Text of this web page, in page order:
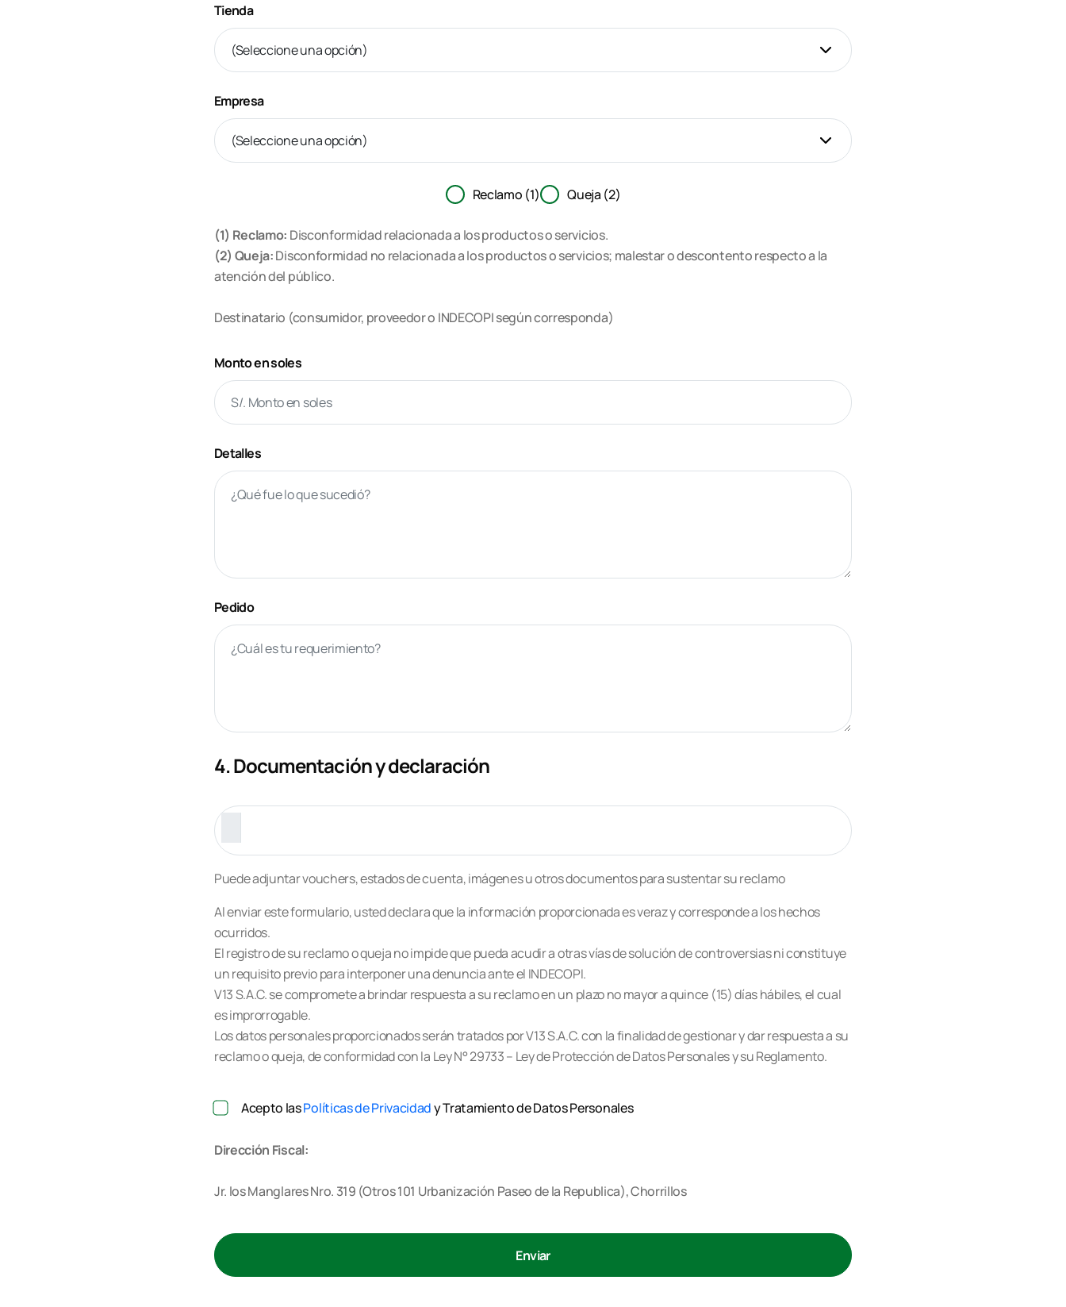
Tienda
Empresa
Reclamo (1) Queja (2)
(1) Reclamo: Disconformidad relacionada a los productos o servicios.
(2) Queja:Disconformidad no relacionada a los productos o servicios; malestar o descontento respecto a la
atención del público.
Destinatario (consumidor, proveedor o INDECOPI según corresponda)
Monto en soles
Detalles
Pedido
4. Documentación y declaración
Puede adjuntar vouchers, estados de cuenta, imágenes u otros documentos para sustentar su reclamo
Al enviar este formulario, usted declara que la información proporcionada es veraz y corresponde a los hechos
ocurridos.
El registro de su reclamo o queja no impide que pueda acudir a otras vías de solución de controversias ni constituye
un requisito previo para interponer una denuncia ante el INDECOPI.
V13 S.A.C. se compromete a brindar respuesta a su reclamo en un plazo no mayor a quince (15) días hábiles, el cual
es improrrogable.
Los datos personales proporcionados serán tratados por V13 S.A.C. con la finalidad de gestionar y dar respuesta a su
reclamo o queja, de conformidad con la Ley N° 29733 – Ley de Protección de Datos Personales y su Reglamento.
Acepto lasPolíticas de Privacidady Tratamiento de Datos Personales
Dirección Fiscal:
Jr. los Manglares Nro. 319 (Otros 101 Urbanización Paseo de la Republica), Chorrillos
Enviar